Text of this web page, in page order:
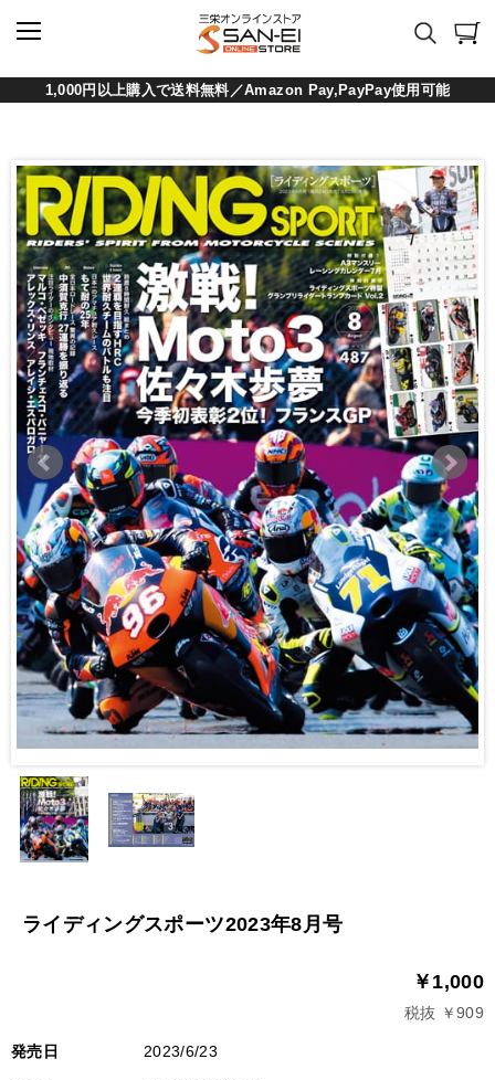
1,000円以上購入で送料無料／Amazon Pay,PayPay使用可能
ライディングスポーツ2023年8月号
￥1,000
税抜 ￥909
発売日 2023/6/23